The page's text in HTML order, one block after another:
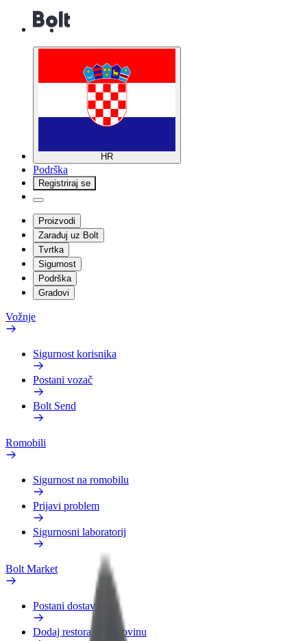
HR
Podrška
Registriraj se
Proizvodi
Zarađuj uz Bolt
Tvrtka
Sigurnost
Podrška
Gradovi
Vožnje
Sigurnost korisnika
Postani vozač
Bolt Send
Romobili
Sigurnost na romobilu
Prijavi problem
Sigurnosni laboratorij
Bolt Market
Postani dostavljač
Dodaj restoran ili trgovinu